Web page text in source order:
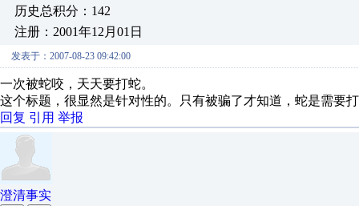
历史总积分：142
注册：2001年12月01日
发表于：2007-08-23 09:42:00
一次被蛇咬，天天要打蛇。
这个标题，很显然是针对性的。只有被骗了才知道，蛇是需要
回复 引用 举报
澄清事实